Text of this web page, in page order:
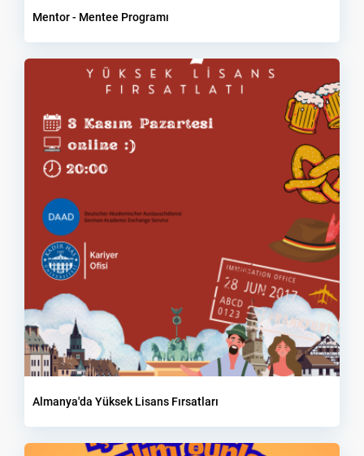
Mentor - Mentee Programı
Almanya'da Yüksek Lisans Fırsatları